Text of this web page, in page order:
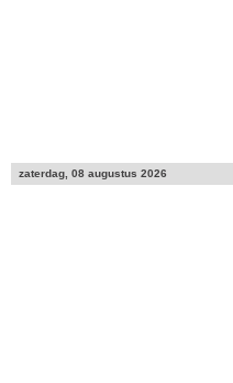
zaterdag, 08 augustus 2026